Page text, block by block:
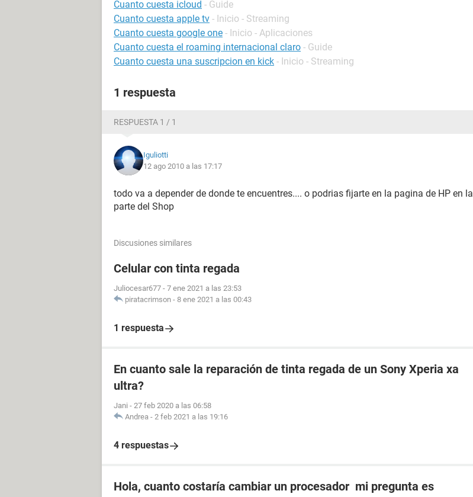
Cuanto cuesta icloud - Guide
Cuanto cuesta apple tv - Inicio - Streaming
Cuanto cuesta google one - Inicio - Aplicaciones
Cuanto cuesta el roaming internacional claro - Guide
Cuanto cuesta una suscripcion en kick - Inicio - Streaming
1 respuesta
RESPUESTA 1 / 1
Iguliotti
12 ago 2010 a las 17:17
todo va a depender de donde te encuentres.... o podrias fijarte en la pagina de HP en la
parte del Shop
Discusiones similares
Celular con tinta regada
Juliocesar677 - 7 ene 2021 a las 23:53
piratacrimson - 8 ene 2021 a las 00:43
1 respuesta
En cuanto sale la reparación de tinta regada de un Sony Xperia xa
ultra?
Jani - 27 feb 2020 a las 06:58
Andrea - 2 feb 2021 a las 19:16
4 respuestas
Hola, cuanto costaría cambiar un procesador mi pregunta es